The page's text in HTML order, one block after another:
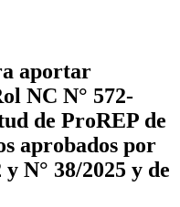
aportar
NC N° 572-
de ProREP de
aprobados por
N° 38/2025 y de